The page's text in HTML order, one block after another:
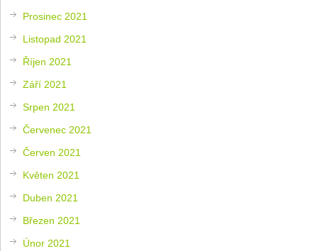
Prosinec 2021
Listopad 2021
Říjen 2021
Září 2021
Srpen 2021
Červenec 2021
Červen 2021
Květen 2021
Duben 2021
Březen 2021
Únor 2021